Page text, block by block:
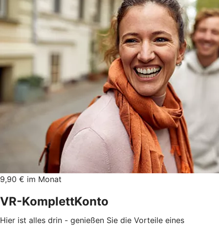
9,90 € im Monat
VR-KomplettKonto
Hier ist alles drin - genießen Sie die Vorteile eines